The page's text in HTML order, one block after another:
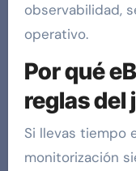
observabilidad,
operativo.
Por qué
reglas del
Si llevas tiempo
monitorización